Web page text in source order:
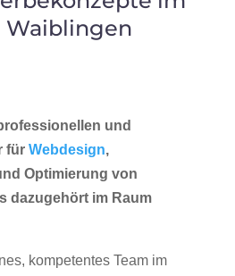
Waiblingen
und
für Webdesign,
Optimierung von
dazugehört im Raum
kompetentes Team im